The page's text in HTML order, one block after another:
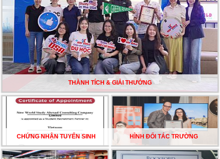
TƯ VẤN DU HỌC TOÀN DIỆN – BƯỚC ĐỆM VỮNG
CHẮC TỪ NEW WORLD EDUCATION
DU HỌC ÚC DẦN TRỞ THÀNH LỰA CHỌN HÀNG
ĐẦU CỦA DU HỌC SINH NĂM 2026 – VÀ TẤT CẢ
ĐỀU CÓ LÝ DO!!
CHẠM GIẤC MƠ DU HỌC MỸ – BẮT ĐẦU TỪ NGÀY
HỘI GHI DANH & SĂN HỌC BỔNG KỲ SPRING 2026
THÀNH TÍCH & GIẢI THƯỞNG
CHỨNG NHẬN TUYỂN SINH HÌNH ĐỐI TÁC TRƯỜNG